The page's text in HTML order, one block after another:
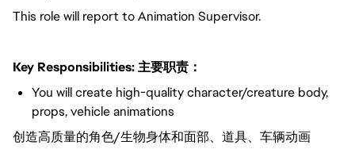
This role will report to Animation Supervisor.
Key Responsibilities:主要职责：
You will create high-quality character/creature body,
props, vehicle animations
创造高质量的角色/生物身体和面部、道具、车辆动画